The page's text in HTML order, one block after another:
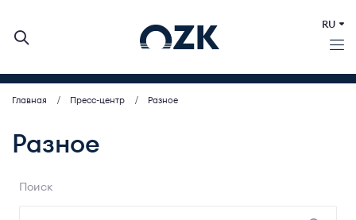
RU
Главная Пресс-центр Разное
Разное
Поиск